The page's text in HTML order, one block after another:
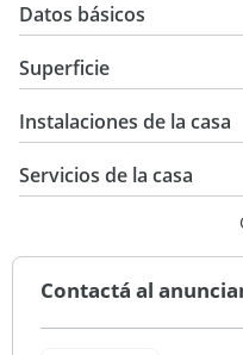
Datos básicos
Venta
USD 125.000
Superficie
66 m2
Instalaciones de la casa
Servicios de la casa
Contactá al